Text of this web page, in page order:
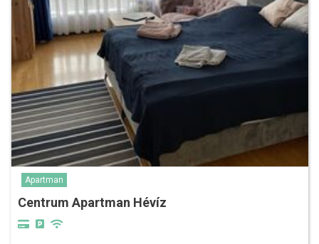
Apartman
Centrum Apartman Hévíz